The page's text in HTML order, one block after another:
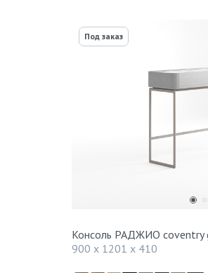
Под заказ
Консоль РАДЖИО coventry
900 x 1201 x 410